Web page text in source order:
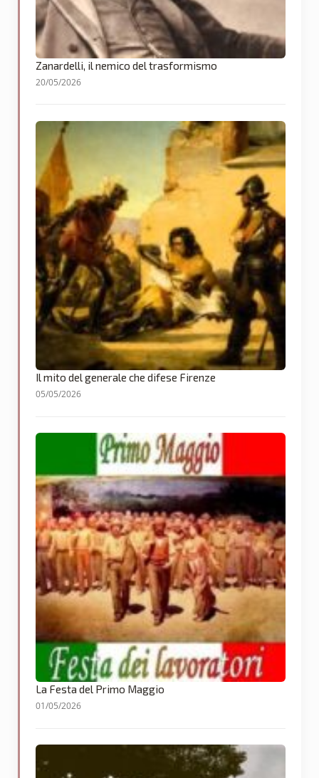
Zanardelli, il nemico del trasformismo
20/05/2026
Il mito del generale che difese Firenze
05/05/2026
La Festa del Primo Maggio
01/05/2026